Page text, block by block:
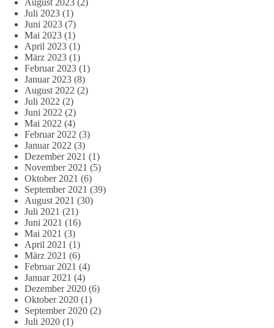
August 2023 (2)
Juli 2023 (1)
Juni 2023 (7)
Mai 2023 (1)
April 2023 (1)
März 2023 (1)
Februar 2023 (1)
Januar 2023 (8)
August 2022 (2)
Juli 2022 (2)
Juni 2022 (2)
Mai 2022 (4)
Februar 2022 (3)
Januar 2022 (3)
Dezember 2021 (1)
November 2021 (5)
Oktober 2021 (6)
September 2021 (39)
August 2021 (30)
Juli 2021 (21)
Juni 2021 (16)
Mai 2021 (3)
April 2021 (1)
März 2021 (6)
Februar 2021 (4)
Januar 2021 (4)
Dezember 2020 (6)
Oktober 2020 (1)
September 2020 (2)
Juli 2020 (1)